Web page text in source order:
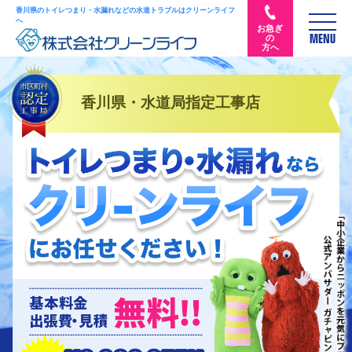
香川県のトイレつまり・水漏れなどの水道トラブルはクリーンライフ
へ
お急ぎ
の
方へ
MENU
香川県・水道局指定工事店